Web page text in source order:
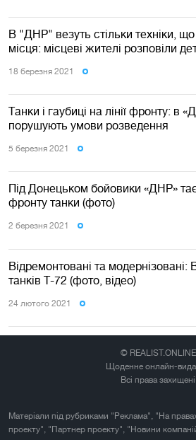
В "ДНР" везуть стільки техніки,
місця: місцеві жителі розповіли
18 березня 2021
Танки і гаубиці на лінії фронту: в
порушують умови розведення
5 березня 2021
Під Донецьком бойовики «ДНР»
фронту танки (фото)
2 березня 2021
Відремонтовані та
танків Т-72 (фото, відео)
24 лютого 2021
© REALIST.ONLINE
Щоденне онлайн-
Всі права захищені
Матеріали під рубриками "Реклама", "На
проекту", "Партнер проекту", "Новини